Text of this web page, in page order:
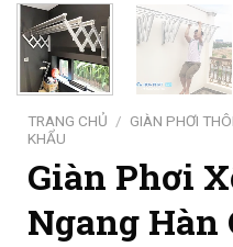
TRANG CHỦ / GIÀN PHƠI
KHẨU
Giàn Phơi
Ngang Hàn